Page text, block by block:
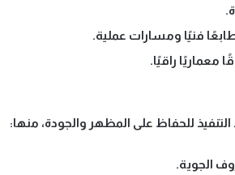
فنيًا ومسارات عملية.
معماريًا راقيًا.
للحفاظ على المظهر والجودة، منها:
الجوية.